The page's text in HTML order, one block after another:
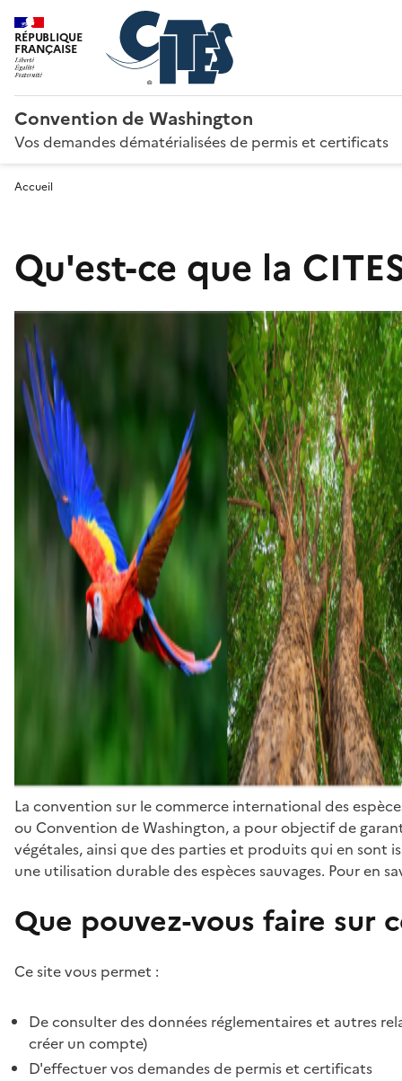
RÉPUBLIQUE
FRANÇAISE
Convention de Washington
Vos demandes dématérialisées de permis et certificats
Accueil
Qu'est-ce que la
La convention sur le commerce international des
ou Convention de Washington, a pour objectif de
végétales, ainsi que des parties et produits qui en sont
une utilisation durable des espèces sauvages. Pour en
Que pouvez-vous faire sur
Ce site vous permet :
De consulter des données réglementaires et autres
créer un compte)
D'effectuer vos demandes de permis et certificats